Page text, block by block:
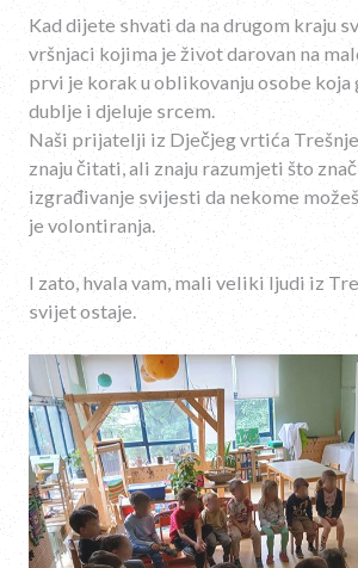
Kad dijete shvati da na drugom kraju
vršnjaci kojima je život darovan na
prvi je korak u oblikovanju osobe koja
dublje i djeluje srcem.
Naši prijatelji iz Dječjeg vrtića
znaju čitati, ali znaju razumjeti što
izgrađivanje svijesti da nekome
je volontiranja.
I zato, hvala vam, mali veliki ljudi iz
svijet ostaje.